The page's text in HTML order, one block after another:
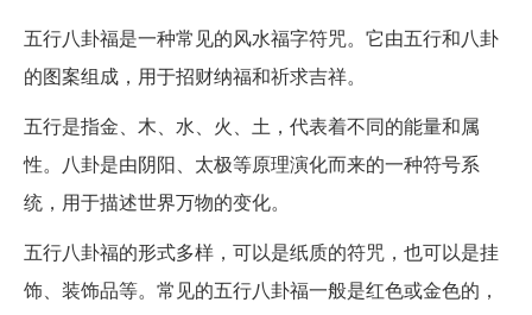
五行八卦福是一种常见的风水福字符咒。它由五行和八卦
的图案组成，用于招财纳福和祈求吉祥。
五行是指金、木、水、火、土，代表着不同的能量和属
性。八卦是由阴阳、太极等原理演化而来的一种符号系
统，用于描述世界万物的变化。
五行八卦福的形式多样，可以是纸质的符咒，也可以是挂
饰、装饰品等。常见的五行八卦福一般是红色或金色的，